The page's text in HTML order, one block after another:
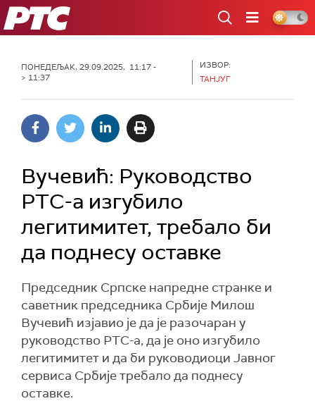
РТС
ПОНЕДЕЉАК, 29.09.2025, 11:17 -
> 11:37
ИЗВОР:
ТАНЈУГ
Вучевић: Руководство
РТС-а изгубило
легитимитет, требало би
да поднесу оставке
Председник Српске напредне странке и
саветник председника Србије Милош
Вучевић изјавио је да је разочаран у
руководство РТС-а, да је оно изгубило
легитимитет и да би руководиоци Јавног
сервиса Србије требало да поднесу
оставке.